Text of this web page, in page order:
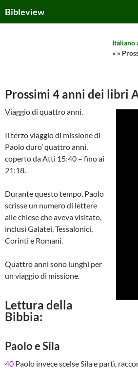
toBibleview
Italiano
» »
Prossimi 4 anni dei libri
Viaggio di quattro anni.
Il terzo viaggio di missione di
Paolo duro’ quattro anni,
coperto da Atti 15:40 – fino ai
21:18.
Durante questo tempo, Paolo
scrisse un numero di lettere
alle chiese che aveva visitato,
inclusi Galatei, Tessalonici,
Corinti e Romani.
Quattro anni sono lunghi per
un viaggio di missione.
Lettura della
Bibbia:
Paolo e Sila
40 Paolo invece scelse Sila e partì,